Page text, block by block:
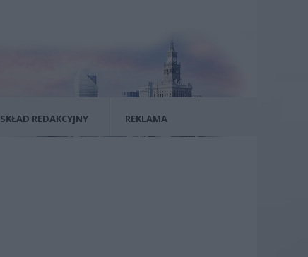
SKŁAD REDAKCYJNY REKLAMA